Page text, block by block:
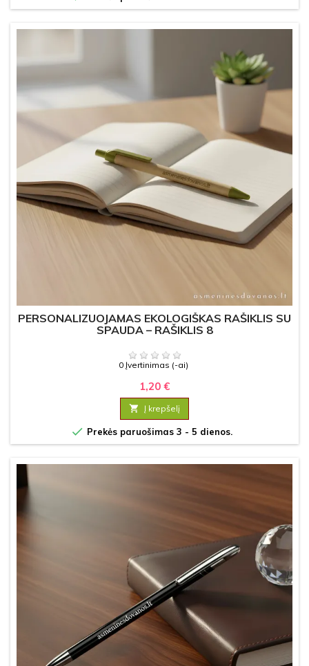
PERSONALIZUOJAMAS EKOLOGIŠKAS RAŠIKLIS SU
SPAUDA – RAŠIKLIS 8
0 Įvertinimas (-ai)
1,20 €
 Į krepšelį
 Prekės paruošimas 3 - 5 dienos.